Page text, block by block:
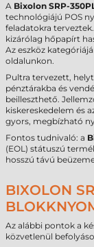
A Bixolon SRP-
technológiájú POS
feladatokra
kizárólag hőpapírt
Az eszköz
oldalunkon.
Pultra tervezett,
pénztárakba és
beilleszthető.
kiskereskedelem és
gyors, megbízható
Fontos tudnivaló: a
(EOL) státuszú
hosszú távú
BIXOLON
Az alábbi pontok a
közvetlenül